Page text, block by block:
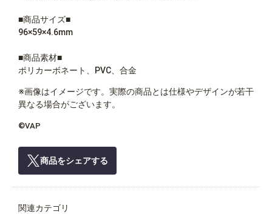
■商品サイズ■
96×59×4.6mm
■商品素材■
ポリカーボネート、PVC、合金
※画像はイメージです。実際の商品とは仕様やデザインが若干
異なる場合がございます。
©VAP
商品をシェアする
関連カテゴリ